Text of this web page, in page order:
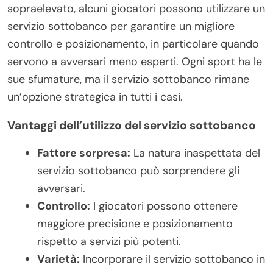
sopraelevato, alcuni giocatori possono utilizzare un
servizio sottobanco per garantire un migliore
controllo e posizionamento, in particolare quando
servono a avversari meno esperti. Ogni sport ha le
sue sfumature, ma il servizio sottobanco rimane
un’opzione strategica in tutti i casi.
Vantaggi dell’utilizzo del servizio sottobanco
Fattore sorpresa: La natura inaspettata del
servizio sottobanco può sorprendere gli
avversari.
Controllo: I giocatori possono ottenere
maggiore precisione e posizionamento
rispetto a servizi più potenti.
Varietà: Incorporare il servizio sottobanco in